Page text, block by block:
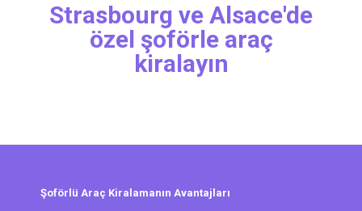
Strasbourg ve Alsace'de
özel şoförle araç
kiralayın
Şoförlü Araç Kiralamanın Avantajları